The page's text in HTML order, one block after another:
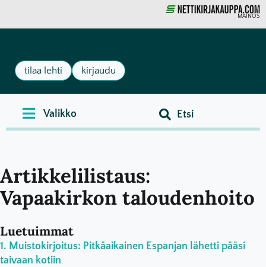
MAINOS
tilaa lehti kirjaudu
Artikkelilistaus:
Vapaakirkon taloudenhoito
Luetuimmat
Muistokirjoitus: Pitkäaikainen Espanjan lähetti pääsi
taivaan kotiin